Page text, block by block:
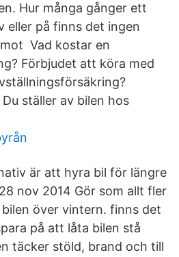
Hur många gånger ett
eller på finns det ingen
Vad kostar en
Förbjudet att köra med
ställer av bilen hos
är att hyra bil för längre
nov 2014 Gör som allt fler
över vintern. finns det
på att låta bilen stå
täcker stöld, brand och till